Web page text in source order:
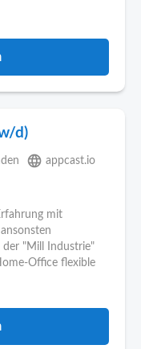
d)
language appcast.io
mit
der "Mill Industrie"
Office flexible